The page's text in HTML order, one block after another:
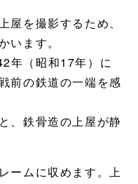
屋を撮影するため、
います。
年（昭和17年）に
前の鉄道の一端を感
、鉄骨造の上屋が静
ームに収めます。上